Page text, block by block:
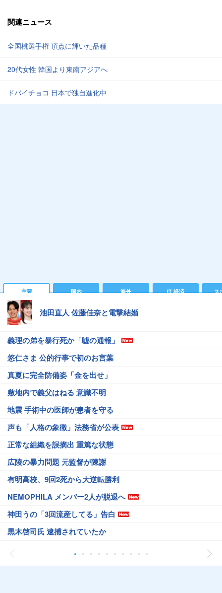
関連ニュース
全国桃選手権 頂点に輝いた品種
20代女性 韓国より東南アジアへ
ドバイチョコ 日本で独自進化中
主要 国内 海外 IT 経済 ス
池田直人 佐藤佳奈と電撃結婚
義理の弟を暴行死か「嘘の通報」
悠仁さま 公的行事で初のお言葉
真夏に完全防備姿「金を出せ」
敷地内で義父はねる 意識不明
地震 手術中の医師が患者を守る
声も「人格の象徴」法務省が公表
正常な組織を誤摘出 重篤な状態
広陵の暴力問題 元監督が陳謝
有明高校、9回2死から大逆転勝利
NEMOPHILA メンバー2人が脱退へ
神田うの「3回流産してる」告白
黒木啓司氏 逮捕されていたか